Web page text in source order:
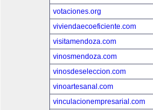
votaciones.org
viviendaecoeficiente.com
visitamendoza.com
vinosmendoza.com
vinosdeseleccion.com
vinoartesanal.com
vinculacionempresarial.com